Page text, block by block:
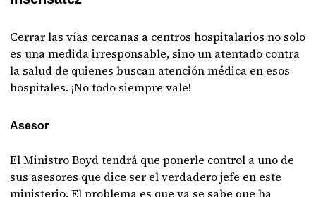
Cerrar las vías cercanas a centros hospitalarios no solo
es una medida irresponsable, sino un atentado contra
la salud de quienes buscan atención médica en esos
hospitales. ¡No todo siempre vale!
Asesor
El Ministro Boyd tendrá que ponerle control a uno de
sus asesores que dice ser el verdadero jefe en este
ministerio. El problema es que ya se sabe que ha